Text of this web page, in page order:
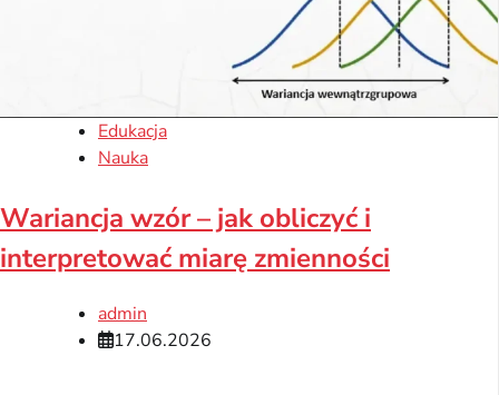
Edukacja
Nauka
Wariancja wzór – jak obliczyć i
interpretować miarę zmienności
admin
17.06.2026